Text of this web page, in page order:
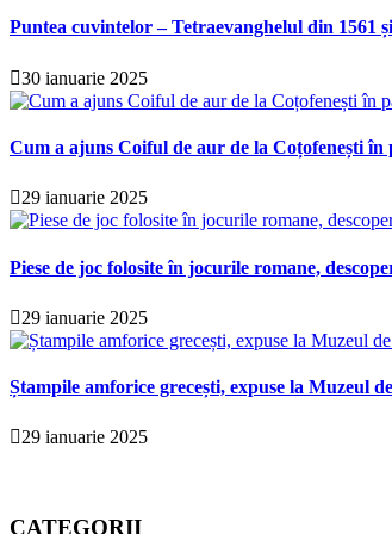
Puntea cuvintelor – Tetraevanghelul din 1561
30 ianuarie 2025
Cum a ajuns Coiful de aur de la Coțofenești
29 ianuarie 2025
Piese de joc folosite în jocurile romane,
29 ianuarie 2025
Ștampile amforice grecești, expuse la Muzeul
29 ianuarie 2025
CATEGORII